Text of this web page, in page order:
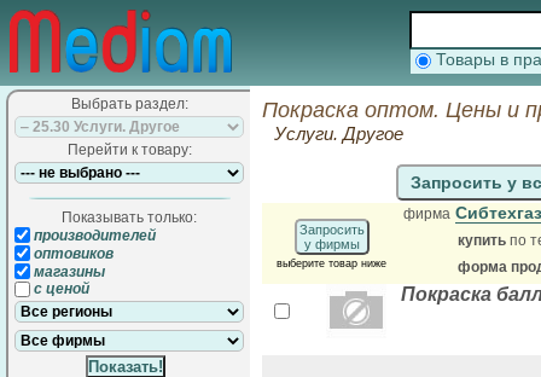
Товары в
Выбрать раздел:
Перейти к товару:
Показывать только:
производителей
оптовиков
магазины
с ценой
Покраска оптом. Цены и
Услуги. Другое
Запросить у
Запросить
у фирмы
выберите товар ниже
фирма
купить по
форма
Покраска